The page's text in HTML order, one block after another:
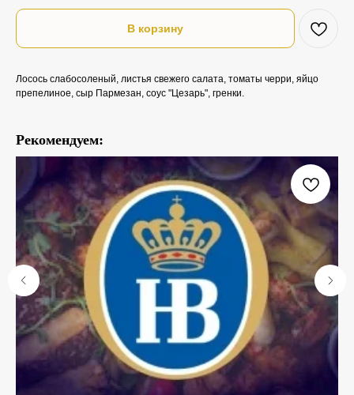
В корзину
Лосось слабосоленый, листья свежего салата, томаты черри, яйцо
препелиное, сыр Пармезан, соус "Цезарь", гренки.
Рекомендуем: